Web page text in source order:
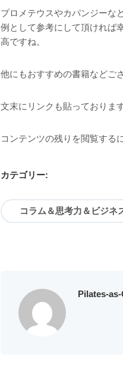
プロメテウスやカパンジーな
例として参考にして頂ければ
高ですね。
他にもおすすめの書籍などご
文末にリンクも貼っておりま
コンテンツの残りを閲覧する
カテゴリー:
コラム＆思考力＆ビジネ
Pilates-